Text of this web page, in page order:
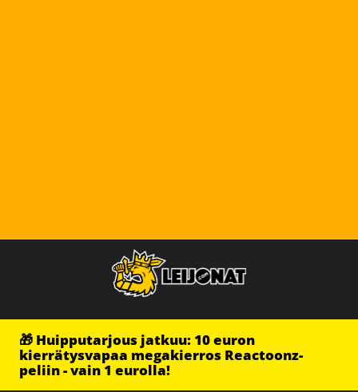
🎁 Huipputarjous jatkuu: 10 euron
kierrätysvapaa megakierros Reactoonz-
peliin - vain 1 eurolla!